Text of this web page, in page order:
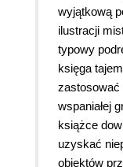
wyjątkową
ilustracji
typowy
księga
zastosować
wspaniałej
książce
uzyskać
obiektów